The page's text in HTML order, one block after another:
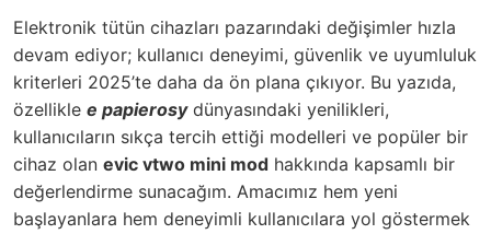
Elektronik tütün cihazları pazarındaki değişimler hızla
devam ediyor; kullanıcı deneyimi, güvenlik ve uyumluluk
kriterleri 2025’te daha da ön plana çıkıyor. Bu yazıda,
özellikle e papierosydünyasındaki yenilikleri,
kullanıcıların sıkça tercih ettiği modelleri ve popüler bir
cihaz olan evic vtwo mini mod hakkında kapsamlı bir
değerlendirme sunacağım. Amacımız hem yeni
başlayanlara hem deneyimli kullanıcılara yol göstermek